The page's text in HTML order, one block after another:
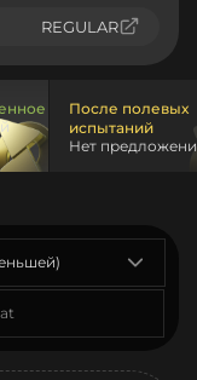
REGULAR
После полевых
испытаний
Нет